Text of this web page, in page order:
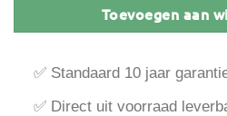
Toevoegen aan
✅ Standaard 10 jaar
✅ Direct uit voorraad